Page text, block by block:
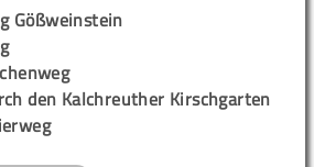
Gößweinstein
den Kalchreuther Kirschgarten